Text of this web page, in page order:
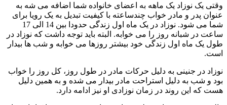
یک نوزاد یک ماهه به اعضای خانواده شما اضافه می شه به
پدر و مادر خواب چندساعته با کیفیت تبدیل به یک رویا برای
شما می شود. نوزاد در یک ماه اول زندگی حدودا بین 14 الی 17
در شبانه روز را می خوابه. البته باید توجه داشت که نوزاد در
یک ماه اول زندگی خود بیشتر روزها می خوابه و شب ها بیدار
در جنینی به دلیل حرکات مادر در طول روز، کل روز را خواب
و شب به دلیل استراحت مادر بیدار می شده و به همین دلیل
که این روند در زمان نوزادی او نیز ادامه دارد.